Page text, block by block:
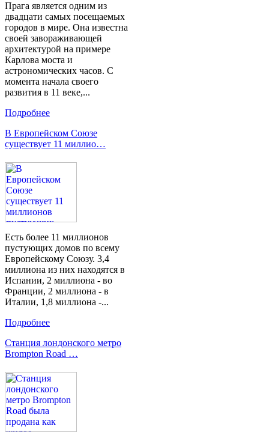
Прага является одним из
двадцати самых посещаемых
городов в мире. Она известна
своей завораживающей
архитектурой на примере
Карлова моста и
астрономических часов. С
момента начала своего
развития в 11 веке,...
Подробнее
В Европейском Союзе
существует 11 миллио…
Есть более 11 миллионов
пустующих домов по всему
Европейскому Союзу. 3,4
миллиона из них находятся в
Испании, 2 миллиона - во
Франции, 2 миллиона - в
Италии, 1,8 миллиона -...
Подробнее
Станция лондонского метро
Brompton Road …